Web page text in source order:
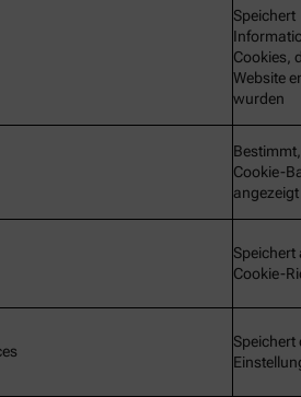
Speichert
Cookies,
Website
wurden
Cookie-
Speichert
Cookie-
Speichert